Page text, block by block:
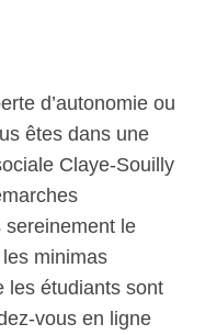
d’autonomie ou
êtes dans une
Claye-Souilly
sereinement le
minimas
les étudiants sont
vous en ligne